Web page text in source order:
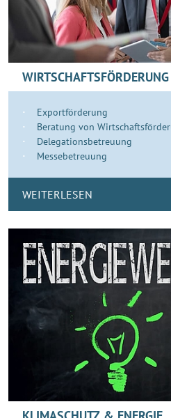
WIRTSCHAFTSFÖRDERUNG
Exportförderung
Beratung von
Delegationsbetreuung
Messebetreuung
WEITERLESEN